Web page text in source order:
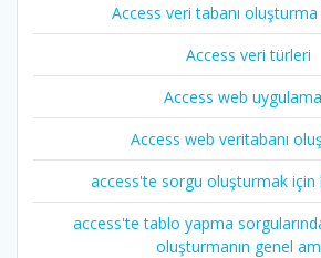
Access veri tabanı
Access veri türleri
Access web
Access web veritabanı
access'te sorgu oluşturmak için
access'te tablo yapma
oluşturmanın genel